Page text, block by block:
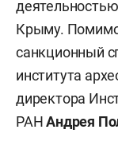
Крыму.
санкционный
института
директора
РАНАндрея